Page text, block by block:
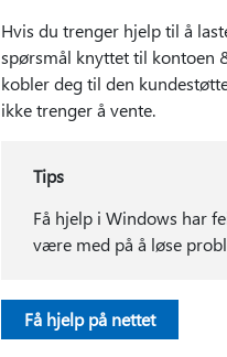
Hvis du trenger hjelp til å
spørsmål knyttet til kontoen
kobler deg til den
ikke trenger å vente.
Tips
Få hjelp i Windows har
være med på å løse
Få hjelp på nettet